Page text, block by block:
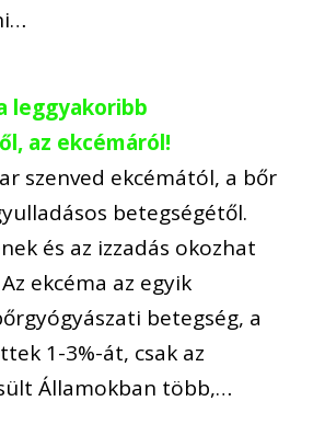
leggyakoribb
az ekcémáról!
szenved ekcémától, a bőr
betegségétől.
és az izzadás okozhat
ekcéma az egyik
betegség, a
1-3%-át, csak az
Államokban több,…